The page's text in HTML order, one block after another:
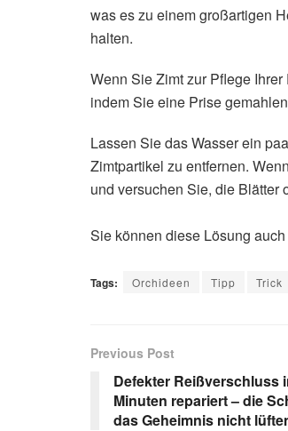
was es zu einem großartigen
halten.
Wenn Sie Zimt zur Pflege
indem Sie eine Prise
Lassen Sie das Wasser ein
Zimtpartikel zu entfernen.
und versuchen Sie, die Blätter
Sie können diese Lösung
Tags: Orchideen Tipp Trick
Previous Post
Defekter Reißverschluss
Minuten repariert – die
das Geheimnis nicht